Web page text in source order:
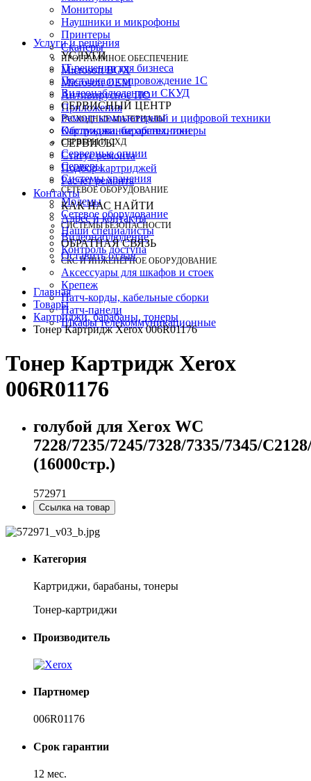
Мониторы
Наушники и микрофоны
Принтеры
Сканеры
ПРОГРАММНОЕ ОБЕСПЕЧЕНИЕ
Microsoft BOX
Microsoft OEM
Антивирусное ПО
Приложения
РАСХОДНЫЕ МАТЕРИАЛЫ
Картриджи, барабаны, тонеры
СЕРВЕРЫ И СХД
Серверные опции
Серверы
Системы хранения
СЕТЕВОЕ ОБОРУДОВАНИЕ
Модемы
Сетевое оборудование
СИСТЕМЫ БЕЗОПАСНОСТИ
Видеонаблюдение
Контроль доступа
СКС И ИНЖЕНЕРНОЕ ОБОРУДОВАНИЕ
Аксессуары для шкафов и стоек
Крепеж
Патч-корды, кабельные сборки
Патч-панели
Шкафы телекоммуникационные
Услуги и решения
УСЛУГИ
IT-решения для бизнеса
Поставка и сопровождение 1C
Видеонаблюдение и СКУД
СЕРВИСНЫЙ ЦЕНТР
Ремонт компьютерной и цифровой техники
Обслуживание оргтехники
СЕРВИСЫ
Статус ремонта
Подбор картриджей
Расчет ремонта
Контакты
КАК НАС НАЙТИ
Адрес и контакты
Наши специалисты
ОБРАТНАЯ СВЯЗЬ
Оставить отзыв
Главная
Товары
Картриджи, барабаны, тонеры
Тонер Картридж Xerox 006R01176
Тонер Картридж Xerox
006R01176
голубой для Xerox WC
7228/7235/7245/7328/7335/7345/
(16000стр.)
572971
Ссылка на товар
Категория
Картриджи, барабаны, тонеры
Тонер-картриджи
Производитель
Партномер
006R01176
Срок гарантии
12 мес.